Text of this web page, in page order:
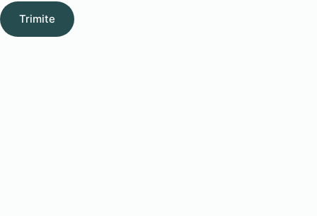
Trimite